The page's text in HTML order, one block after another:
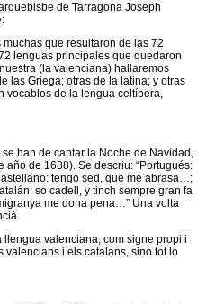
de Tarragona Joseph
que resultaron de las 72
lenguas principales que quedaron
(la valenciana) hallaremos
las Griega; otras de la latina; y otras
vocablos de la lengua celtíbera,
han de cantar la Noche de Navidad,
de 1688). Se descriu: “Portugués:
tengo sed, que me abrasa…;
so cadell, y tinch sempre gran fa
me dona pena…” Una volta
llengua valenciana, com signe propi i
valencians i els catalans, sino tot lo